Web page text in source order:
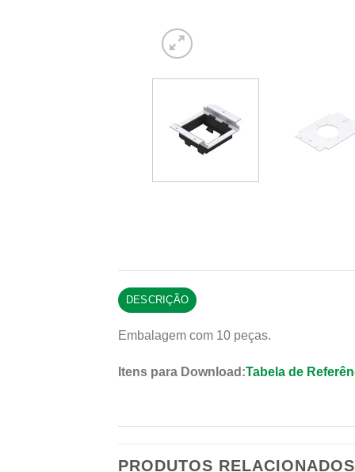
DESCRIÇÃO
Embalagem com 10 peças.
Itens para Download:Tabela de
PRODUTOS RELACIONADOS